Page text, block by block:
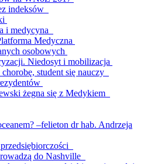
indeksów
i medycyna
Medyczna
osobowych
Niedosyt i mobilizacja
student się nauczy
żegna się z Medykiem
–felieton dr hab. Andrzeja
do Nashville